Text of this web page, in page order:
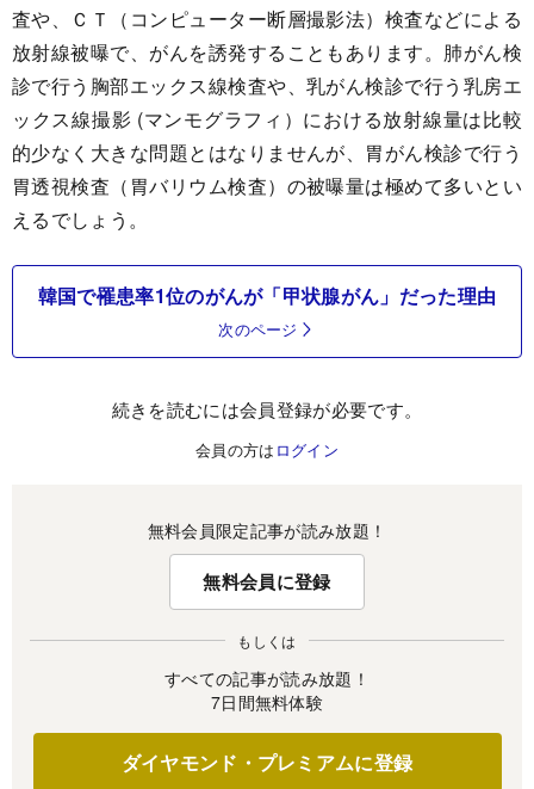
査や、ＣＴ（コンピューター断層撮影法）検査などによる
放射線被曝で、がんを誘発することもあります。肺がん検
診で行う胸部エックス線検査や、乳がん検診で行う乳房エ
ックス線撮影 (マンモグラフィ）における放射線量は比較
的少なく大きな問題とはなりませんが、胃がん検診で行う
胃透視検査（胃バリウム検査）の被曝量は極めて多いとい
えるでしょう。
韓国で罹患率1位のがんが「甲状腺がん」だった理由
次のページ
続きを読むには会員登録が必要です。
会員の方は ログイン
無料会員限定記事が読み放題！
無料会員に登録
もしくは
すべての記事が読み放題！
7日間無料体験
ダイヤモンド・プレミアムに登録